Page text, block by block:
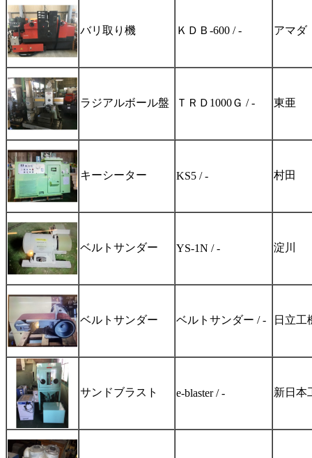
バリ取り機 ＫＤＢ-600 / - アマダ
ラジアルボール盤 ＴＲＤ1000Ｇ / - 東亜
キーシーター KS5 / - 村田
ベルトサンダー YS-1N / - 淀川
ベルトサンダー ベルトサンダー / - 日立工
サンドブラスト e-blaster / - 新日本